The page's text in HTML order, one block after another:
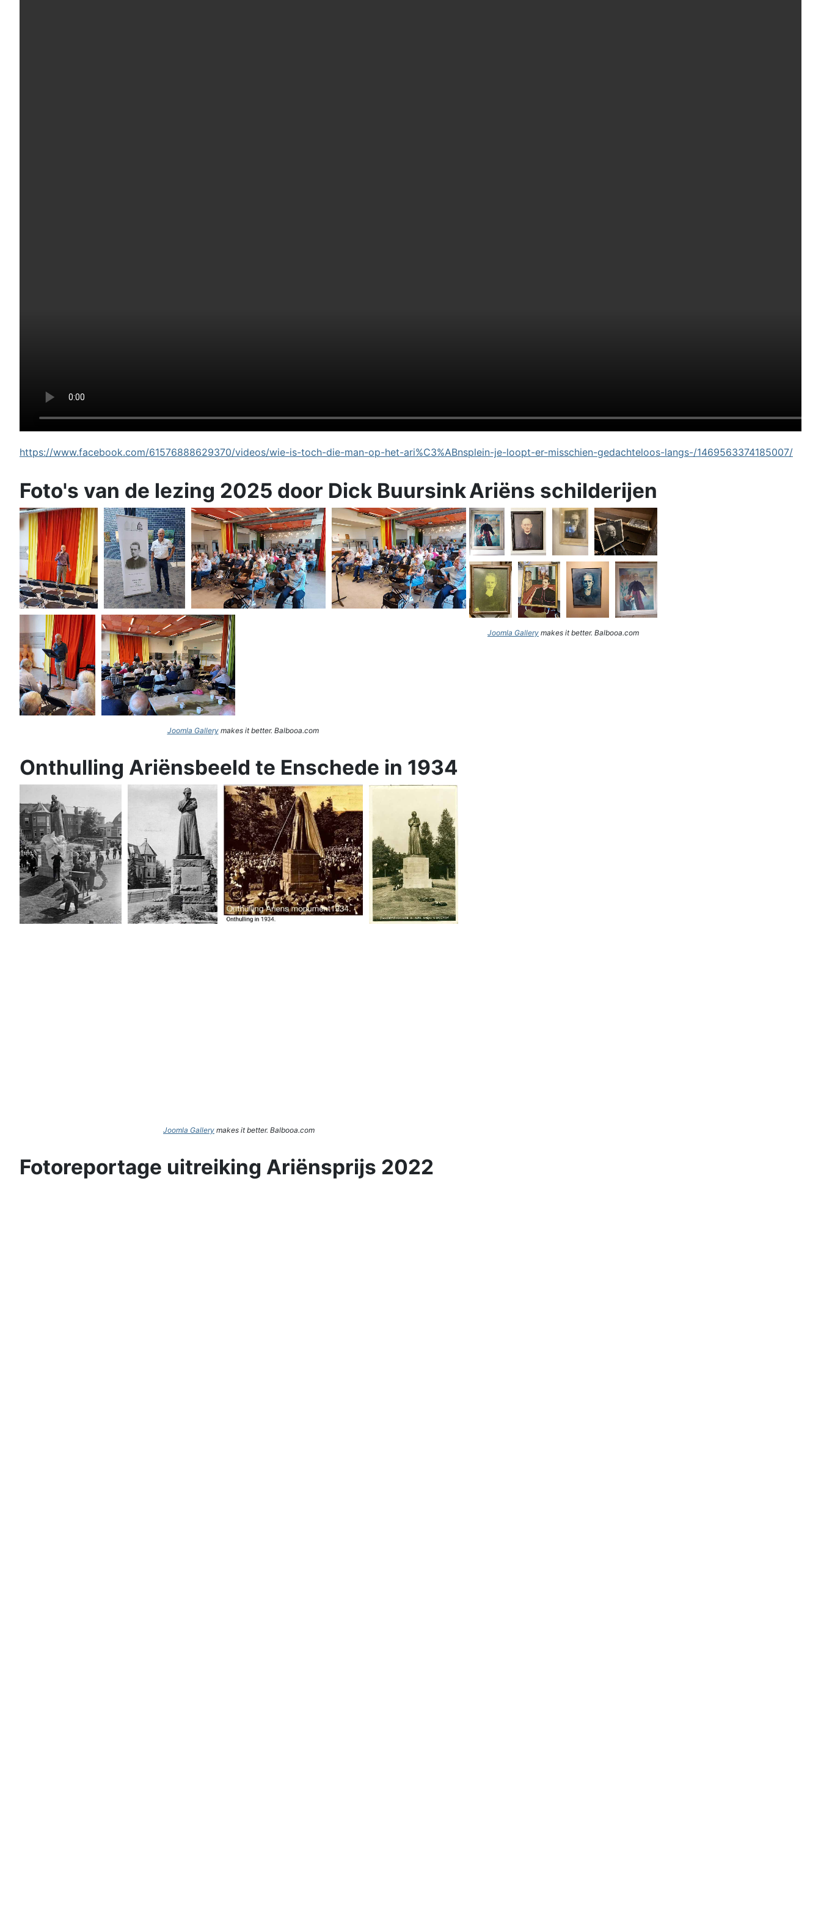
https://www.facebook.com/61576888629370/videos/wie-is-toch-die-man-op-het-ari%C3%ABnsplein-je-loopt-er-misschien-gedachteloos-langs-/1469563374185007/
Foto's van de lezing 2025 door Dick Buursink
Joomla Gallerymakes it better. Balbooa.com
Ariëns schilderijen
Joomla Gallery makes it better. Balbooa.com
Onthulling Ariënsbeeld te Enschede in 1934
Joomla Gallery makes it better. Balbooa.com
Fotoreportage uitreiking Ariënsprijs 2022